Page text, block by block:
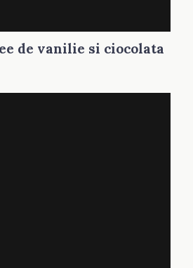
de vanilie si ciocolata